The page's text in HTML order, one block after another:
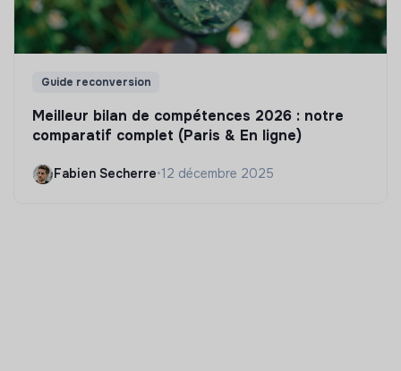
Guide reconversion
Meilleur bilan de compétences 2026 : notre
comparatif complet (Paris & En ligne)
Fabien Secherre•12 décembre 2025